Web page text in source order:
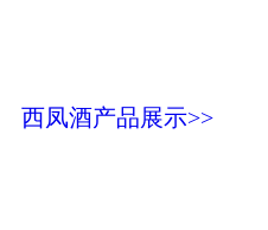
西凤酒产品展示>>